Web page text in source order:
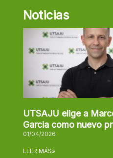
Noticias
UTSAJU elige a
Garcia como nuevo
01/04/2026
LEER MÁS»